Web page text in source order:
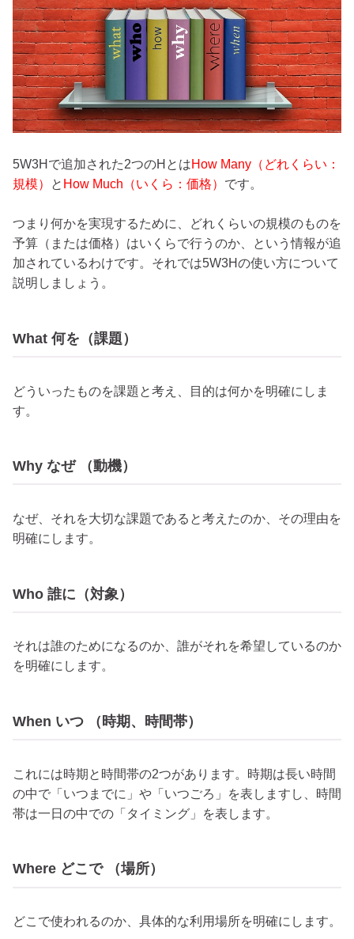
5W3Hで追加された2つのHとはHow Many（どれくらい：
規模）
と How Much（いくら：価格） です。
つまり何かを実現するために、どれくらいの規模のものを
予算（または価格）はいくらで行うのか、という情報が追
加されているわけです。それでは5W3Hの使い方について
説明しましょう。
What 何を（課題）
どういったものを課題と考え、目的は何かを明確にしま
す。
Why なぜ （動機）
なぜ、それを大切な課題であると考えたのか、その理由を
明確にします。
Who 誰に（対象）
それは誰のためになるのか、誰がそれを希望しているのか
を明確にします。
When いつ （時期、時間帯）
これには時期と時間帯の2つがあります。時期は長い時間
の中で「いつまでに」や「いつごろ」を表しますし、時間
帯は一日の中での「タイミング」を表します。
Where どこで （場所）
どこで使われるのか、具体的な利用場所を明確にします。